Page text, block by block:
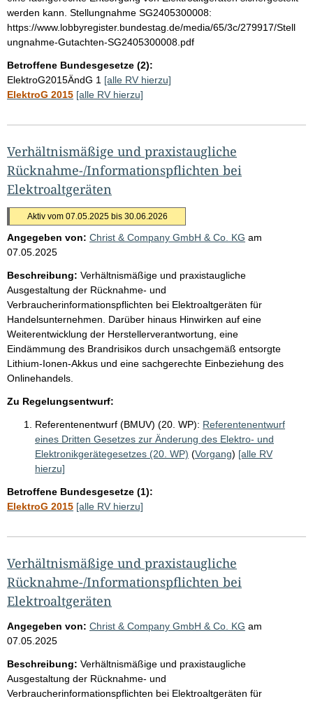
werden kann. Stellungnahme SG2405300008:
https://www.lobbyregister.bundestag.de/media/65/3c/279917/Stell
ungnahme-Gutachten-SG2405300008.pdf
Betroffene Bundesgesetze (2):
ElektroG2015ÄndG 1 [alle RV hierzu]
ElektroG 2015 [alle RV hierzu]
Verhältnismäßige und praxistaugliche
Rücknahme-/Informationspflichten bei
Elektroaltgeräten
Aktiv vom 07.05.2025 bis 30.06.2026
Angegeben von: Christ & Company GmbH & Co. KG am
07.05.2025
Beschreibung: Verhältnismäßige und praxistaugliche
Ausgestaltung der Rücknahme- und
Verbraucherinformationspflichten bei Elektroaltgeräten für
Handelsunternehmen. Darüber hinaus Hinwirken auf eine
Weiterentwicklung der Herstellerverantwortung, eine
Eindämmung des Brandrisikos durch unsachgemäß entsorgte
Lithium-Ionen-Akkus und eine sachgerechte Einbeziehung des
Onlinehandels.
Zu Regelungsentwurf:
Referentenentwurf (BMUV) (20. WP): Referentenentwurf
eines Dritten Gesetzes zur Änderung des Elektro- und
Elektronikgerätegesetzes (20. WP) (Vorgang) [alle RV
hierzu]
Betroffene Bundesgesetze (1):
ElektroG 2015 [alle RV hierzu]
Verhältnismäßige und praxistaugliche
Rücknahme-/Informationspflichten bei
Elektroaltgeräten
Angegeben von: Christ & Company GmbH & Co. KG am
07.05.2025
Beschreibung: Verhältnismäßige und praxistaugliche
Ausgestaltung der Rücknahme- und
Verbraucherinformationspflichten bei Elektroaltgeräten für